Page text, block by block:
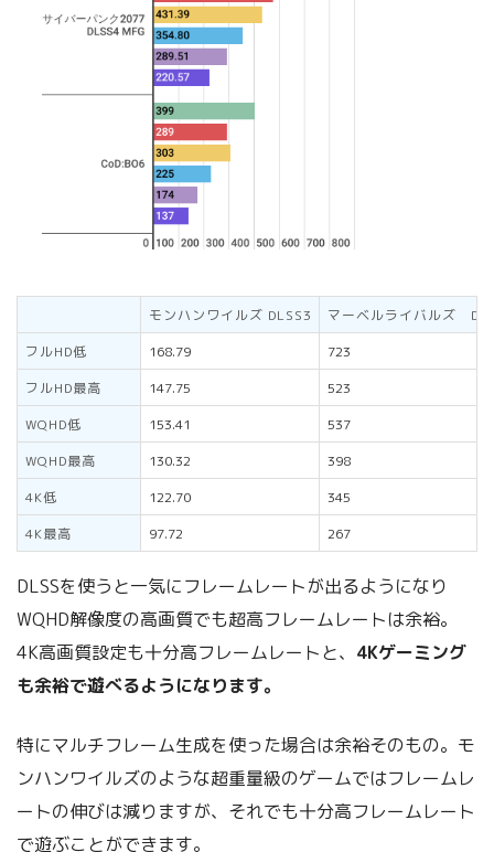
モンハンワイルズ DLSS3
マーベルライバルズ
フルHD低
168.79
723
フルHD最高
147.75
523
WQHD低
153.41
537
WQHD最高
130.32
398
4K低
122.70
345
4K最高
97.72 267
DLSSを使うと一気にフレームレートが出るようになり
WQHD解像度の高画質でも超高フレームレートは余裕。
4K高画質設定も十分高フレームレートと、 4Kゲーミング
も余裕で遊べるようになります。
特にマルチフレーム生成を使った場合は余裕そのもの。モ
ンハンワイルズのような超重量級のゲームではフレームレ
ートの伸びは減りますが、それでも十分高フレームレート
で遊ぶことができます。